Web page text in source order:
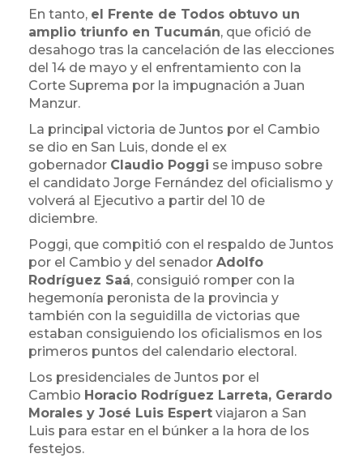
En tanto, el Frente de Todos obtuvo un
amplio triunfo en Tucumán, que ofició de
desahogo tras la cancelación de las elecciones
del 14 de mayo y el enfrentamiento con la
Corte Suprema por la impugnación a Juan
Manzur.
La principal victoria de Juntos por el Cambio
se dio en San Luis, donde el ex
gobernador Claudio Poggi se impuso sobre
el candidato Jorge Fernández del oficialismo y
volverá al Ejecutivo a partir del 10 de
diciembre.
Poggi, que compitió con el respaldo de Juntos
por el Cambio y del senador Adolfo
Rodríguez Saá, consiguió romper con la
hegemonía peronista de la provincia y
también con la seguidilla de victorias que
estaban consiguiendo los oficialismos en los
primeros puntos del calendario electoral.
Los presidenciales de Juntos por el
Cambio Horacio Rodríguez Larreta, Gerardo
Morales y José Luis Espert viajaron a San
Luis para estar en el búnker a la hora de los
festejos.